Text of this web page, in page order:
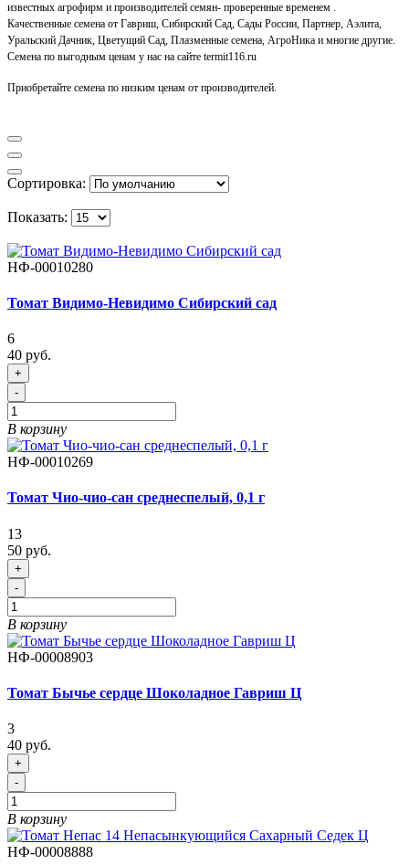
известных агрофирм и производителей семян- проверенные временем .
Качественные семена от Гавриш, Сибирский Сад, Сады России, Партнер, Аэлита,
Уральский Дачник, Цветущий Сад, Плазменные семена, АгроНика и многие другие.
Семена по выгодным ценам у нас на сайте termit116.ru
Приобретайте семена по низким ценам от производителей.
Сортировка:
Показать:
НФ-00010280
Томат Видимо-Невидимо Сибирский сад
6
40 руб.
+
-
В корзину
НФ-00010269
Томат Чио-чио-сан среднеспелый, 0,1 г
13
50 руб.
+
-
В корзину
НФ-00008903
Томат Бычье сердце Шоколадное Гавриш Ц
3
40 руб.
+
-
В корзину
НФ-00008888